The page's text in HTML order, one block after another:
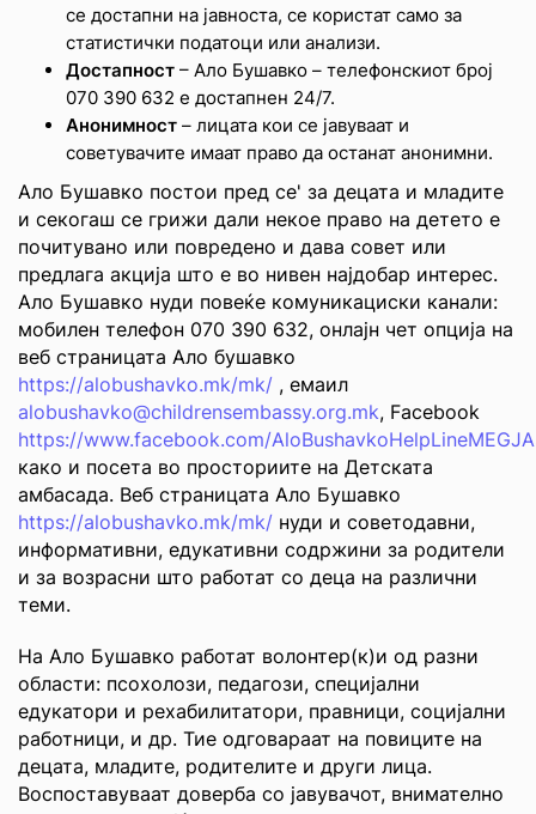
се достапни на јавноста, се користат само за
статистички податоци или анализи.
Достапност – Ало Бушавко – телефонскиот број
070 390 632 е достапнен 24/7.
Анонимност – лицата кои се јавуваат и
советувачите имаат право да останат анонимни.
Ало Бушавко постои пред се' за децата и младите
и секогаш се грижи дали некое право на детето е
почитувано или повредено и дава совет или
предлага акција што е во нивен најдобар интерес.
Ало Бушавко нуди повеќе комуникациски канали:
мобилен телефон 070 390 632, онлајн чет опција на
веб страницата Ало бушавко
https://alobushavko.mk/mk/ , емаил
alobushavko@childrensembassy.org.mk, Facebook
https://www.facebook.com/
како и посета во просториите на Детската
амбасада. Веб страницата Ало Бушавко
https://alobushavko.mk/mk/ нуди и советодавни,
информативни, едукативни содржини за родители
и за возрасни што работат со деца на различни
теми.
На Ало Бушавко работат волонтер(к)и од разни
области: псохолози, педагози, специјални
едукатори и рехабилитатори, правници, социјални
работници, и др. Тие одговараат на повиците на
децата, младите, родителите и други лица.
Воспоставуваат доверба со јавувачот, внимателно